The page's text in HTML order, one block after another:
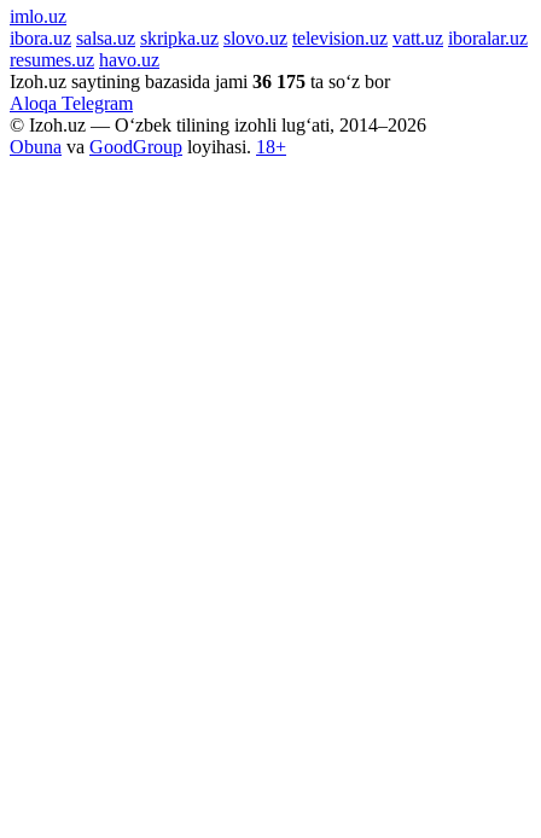
imlo.uz
ibora.uz salsa.uz skripka.uz slovo.uz television.uz vatt.uz iboralar.uz
resumes.uz havo.uz
Izoh.uz saytining bazasida jami 36 175 ta so‘z bor
Aloqa Telegram
© Izoh.uz — O‘zbek tilining izohli lug‘ati, 2014–2026
Obuna va GoodGroup loyihasi. 18+